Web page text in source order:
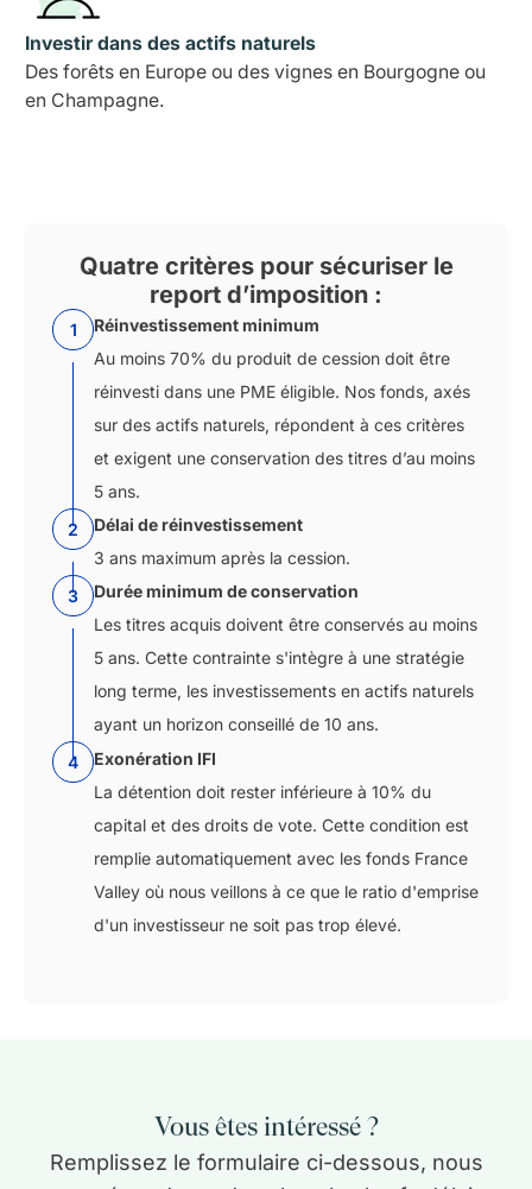
Investir dans des actifs naturels
Des forêts en Europe ou des vignes en Bourgogne ou
en Champagne.
Quatre critères pour sécuriser le
report d’imposition :
1
Réinvestissement minimum
Au moins 70% du produit de cession doit être
réinvesti dans une PME éligible. Nos fonds, axés
sur des actifs naturels, répondent à ces critères
et exigent une conservation des titres d’au moins
5 ans.
2
Délai de réinvestissement
3 ans maximum après la cession.
3
Durée minimum de conservation
Les titres acquis doivent être conservés au moins
5 ans. Cette contrainte s'intègre à une stratégie
long terme, les investissements en actifs naturels
ayant un horizon conseillé de 10 ans.
4
Exonération IFI
La détention doit rester inférieure à 10% du
capital et des droits de vote. Cette condition est
remplie automatiquement avec les fonds France
Valley où nous veillons à ce que le ratio d'emprise
d'un investisseur ne soit pas trop élevé.
Vous êtes intéressé ?
Remplissez le formulaire ci-dessous, nous